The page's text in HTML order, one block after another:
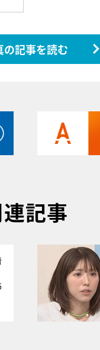
の記事を読む
記事